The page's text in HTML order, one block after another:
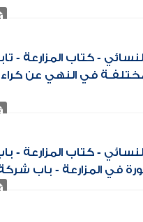
- كتاب المزارعة -
في النهي عن كراء
- كتاب المزارعة -
في المزارعة - باب